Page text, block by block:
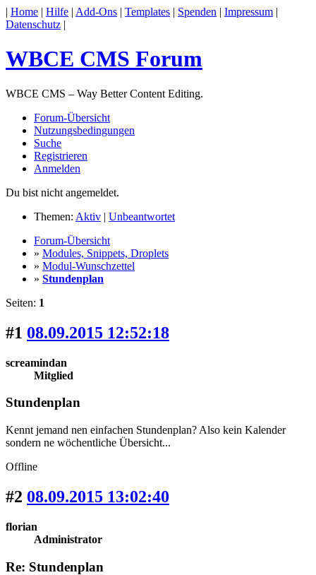
| Home | Hilfe | Add-Ons | Templates | Spenden | Impressum |
Datenschutz |
WBCE CMS Forum
WBCE CMS – Way Better Content Editing.
Forum-Übersicht
Nutzungsbedingungen
Suche
Registrieren
Anmelden
Du bist nicht angemeldet.
Themen: Aktiv | Unbeantwortet
Forum-Übersicht
» Modules, Snippets, Droplets
» Modul-Wunschzettel
» Stundenplan
Seiten: 1
#1 08.09.2015 12:52:18
screamindan
Mitglied
Stundenplan
Kennt jemand nen einfachen Stundenplan? Also kein Kalender
sondern ne wöchentliche Übersicht...
Offline
#2 08.09.2015 13:02:40
florian
Administrator
Re: Stundenplan